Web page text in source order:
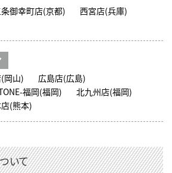
御幸町店(京都)
西宮店(兵庫)
岡山)
広島店(広島)
福岡(福岡)
北九州店(福岡)
(熊本)
いて